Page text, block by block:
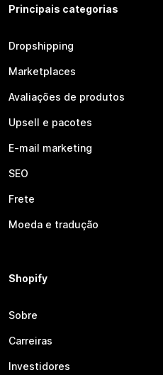
Principais categorias
Dropshipping
Marketplaces
Avaliações de produtos
Upsell e pacotes
E-mail marketing
SEO
Frete
Moeda e tradução
Shopify
Sobre
Carreiras
Investidores